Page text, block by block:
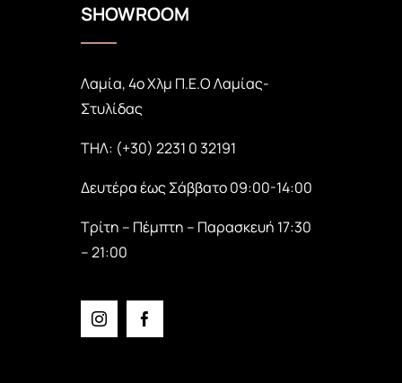
SHOWROOM
Λαμία, 4ο Χλμ Π.Ε.Ο Λαμίας-
Στυλίδας
ΤΗΛ: (+30) 2231 0 32191
Δευτέρα έως Σάββατο 09:00-14:00
Τρίτη – Πέμπτη – Παρασκευή 17:30
– 21:00